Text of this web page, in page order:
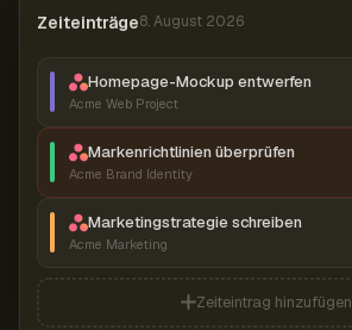
Zeiteinträge8. August 2026
Homepage-Mockup entwerfen
Acme Web Project
Markenrichtlinien überprüfen
Acme Brand Identity
Marketingstrategie schreiben
Acme Marketing
Zeiteintrag hinzufügen